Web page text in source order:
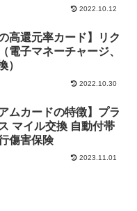
2022.10.12
高還元率カード】リク
電子マネーチャージ、
）
2022.10.30
ムカードの特徴】プラ
マイル交換 自動付帯
傷害保険
2023.11.01